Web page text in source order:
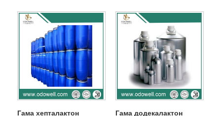
Гама хепталактон Гама додекалактон